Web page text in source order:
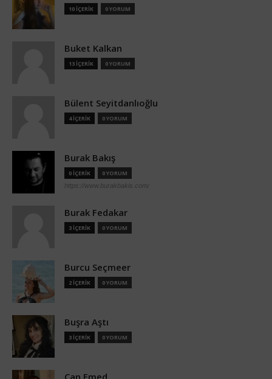
10 İÇERİK 0 YORUM
Buket Kalkan
13 İÇERİK 0 YORUM
Bülent Seyitdanlıoğlu
4 İÇERİK 0 YORUM
Burak Bakış
0 İÇERİK 0 YORUM
https://www.burakbakis.com/
Burak Fedakar
3 İÇERİK 0 YORUM
Burcu Seçmeer
2 İÇERİK 0 YORUM
Buşra Aştı
3 İÇERİK 0 YORUM
Can Emed